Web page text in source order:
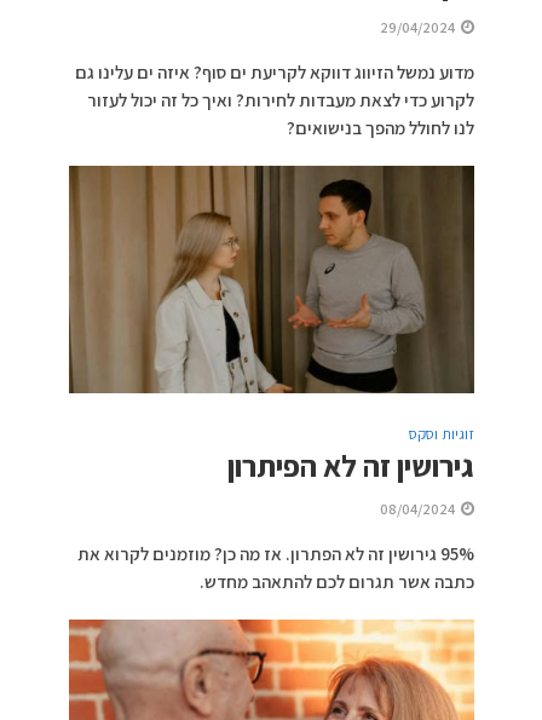
29/04/2024
מדוע נמשל הזיווג דווקא לקריעת ים סוף? איזה ים עלינו גם
לקרוע כדי לצאת מעבדות לחירות? ואיך כל זה יכול לעזור
לנו לחולל מהפך בנישואים?
זוגיות וסקס
גירושין זה לא הפיתרון
08/04/2024
95% גירושין זה לא הפתרון. אז מה כן? מוזמנים לקרוא את
כתבה אשר תגרום לכם להתאהב מחדש.